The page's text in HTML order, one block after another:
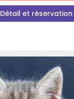
Détail et réservation